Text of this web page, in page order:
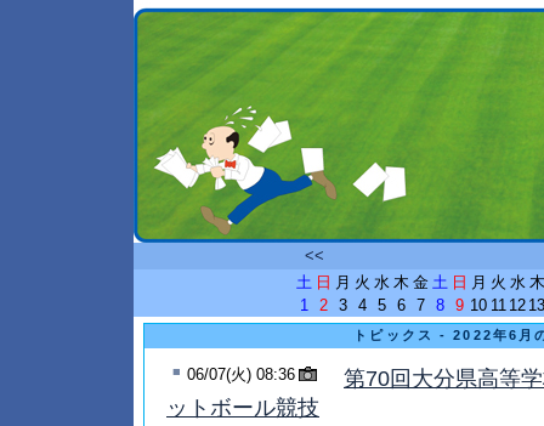
<<
土 日 月 火 水 木 金 土 日 月 火 水 木
1
2 3 4 5 6 7 8 9 10 11 12 13
トピックス - 2022年6月
■ 06/07(火) 08:36
第70回大分県高等
ットボール競技